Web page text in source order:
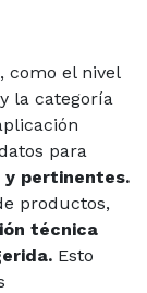
como el nivel
la categoría
para
y pertinentes.
productos,
técnica
Esto